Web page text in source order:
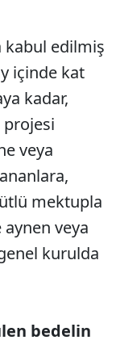
kabul edilmiş
içinde kat
kadar,
veya
mektupla
veya
kurulda
bedelin